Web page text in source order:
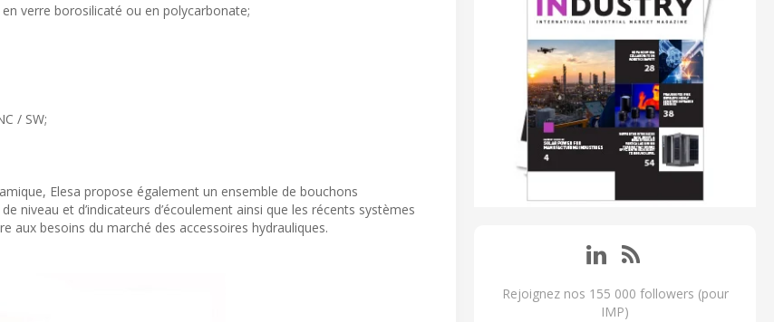
verre borosilicaté ou en polycarbonate;
/ SW;
Elesa propose également un ensemble de bouchons
niveau et d’indicateurs d’écoulement ainsi que les récents systèmes
aux besoins du marché des accessoires hydrauliques.
Rejoignez nos 155 000 followers (pour
IMP)